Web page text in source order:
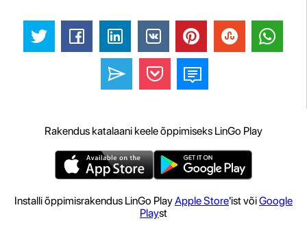
Rakendus katalaani keele õppimiseks LinGo Play
Installi õppimisrakendus LinGo PlayApple Store'ist võiGoogle
Playst